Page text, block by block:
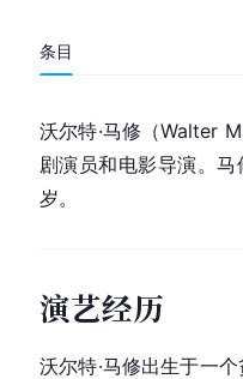
条目
沃尔特·马修（Walter
剧演员和电影导演。
岁。
演艺经历
沃尔特·马修出生于一